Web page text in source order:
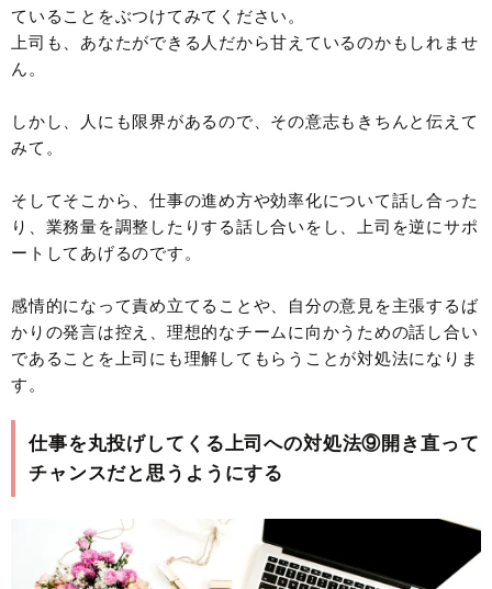
ていることをぶつけてみてください。
上司も、あなたができる人だから甘えているのかもしれませ
ん。
しかし、人にも限界があるので、その意志もきちんと伝えて
みて。
そしてそこから、仕事の進め方や効率化について話し合った
り、業務量を調整したりする話し合いをし、上司を逆にサポ
ートしてあげるのです。
感情的になって責め立てることや、自分の意見を主張するば
かりの発言は控え、理想的なチームに向かうための話し合い
であることを上司にも理解してもらうことが対処法になりま
す。
仕事を丸投げしてくる上司への対処法⑨開き直って
チャンスだと思うようにする